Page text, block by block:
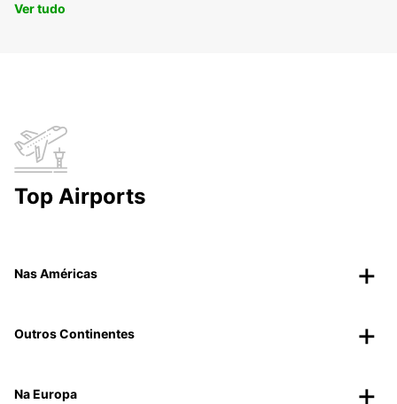
Ver tudo
Top Airports
Nas Américas
Outros Continentes
Na Europa